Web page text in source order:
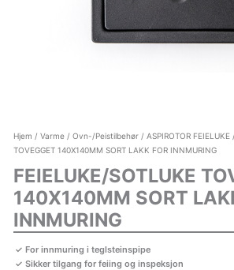
Hjem / Varme/ Ovn-/Peistilbehør/ ASPIROTOR FEIELUKE
TOVEGGET 140X140MM SORT LAKK FOR INNMURING
FEIELUKE/SOTLUKE
140X140MM SORT
INNMURING
For innmuring i teglsteinspipe
Sikker tilgang for feiing og inspeksjon